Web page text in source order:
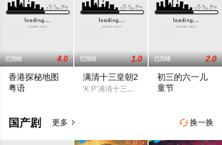
已完结 4.0
香港探秘地图
粤语
已完结 1.0
满清十三皇朝2
'K P'满清十三皇朝的十三个皇帝：1、显
已完结 2.0
初三的六一儿
童节
 换一换
国产剧 更多 